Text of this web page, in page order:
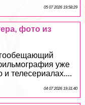
05 07 2026 19:58:29
фото из
уже
и телесериалах....
04 07 2026 19:31:40